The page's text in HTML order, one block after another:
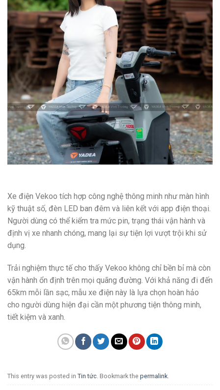
Xe điện Vekoo tích hợp công nghệ thông minh như màn hình
kỹ thuật số, đèn LED ban đêm và liên kết với app điện thoại.
Người dùng có thể kiểm tra mức pin, trạng thái vận hành và
định vị xe nhanh chóng, mang lại sự tiện lợi vượt trội khi sử
dụng.
Trải nghiệm thực tế cho thấy Vekoo không chỉ bền bỉ mà còn
vận hành ổn định trên mọi quãng đường. Với khả năng đi đến
65km mỗi lần sạc, mẫu xe điện này là lựa chọn hoàn hảo
cho người dùng hiện đại cần một phương tiện thông minh,
tiết kiệm và xanh.
This entry was posted in Tin tức . Bookmark the permalink